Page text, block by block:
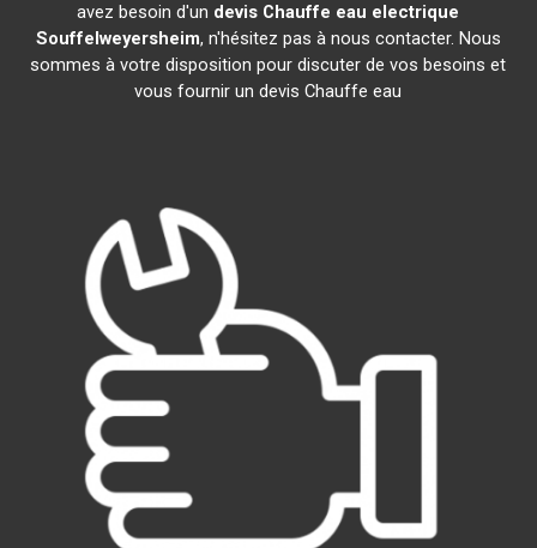
avez besoin d'un devis Chauffe eau electrique
Souffelweyersheim, n'hésitez pas à nous contacter. Nous
sommes à votre disposition pour discuter de vos besoins et
vous fournir un devis Chauffe eau